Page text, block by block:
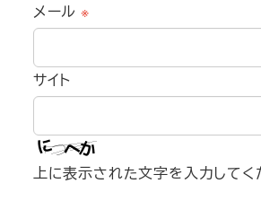
メール ※
サイト
上に表示された文字を入力してく